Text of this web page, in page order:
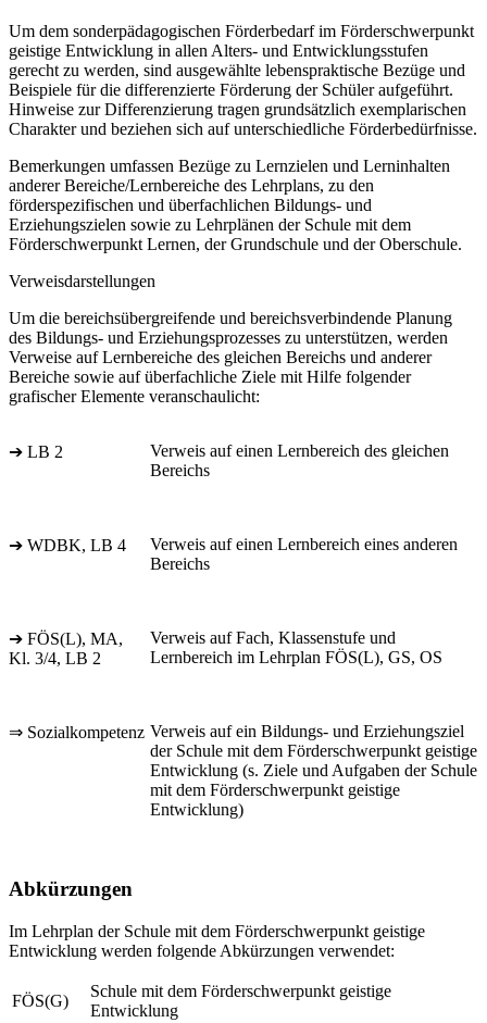
Um dem sonderpädagogischen Förderbedarf im Förderschwerpunkt
geistige Entwicklung in allen Alters- und Entwicklungsstufen
gerecht zu werden, sind ausgewählte lebenspraktische Bezüge und
Beispiele für die differenzierte Förderung der Schüler aufgeführt.
Hinweise zur Differenzierung tragen grundsätzlich exemplarischen
Charakter und beziehen sich auf unterschiedliche Förderbedürfnisse.
Bemerkungen umfassen Bezüge zu Lernzielen und Lerninhalten
anderer Bereiche/Lernbereiche des Lehrplans, zu den
förderspezifischen und überfachlichen Bildungs- und
Erziehungszielen sowie zu Lehrplänen der Schule mit dem
Förderschwerpunkt Lernen, der Grundschule und der Oberschule.
Verweisdarstellungen
Um die bereichsübergreifende und bereichsverbindende Planung
des Bildungs- und Erziehungsprozesses zu unterstützen, werden
Verweise auf Lernbereiche des gleichen Bereichs und anderer
Bereiche sowie auf überfachliche Ziele mit Hilfe folgender
grafischer Elemente veranschaulicht:
➔ LB 2
Verweis auf einen Lernbereich des gleichen
Bereichs
➔ WDBK, LB 4
Verweis auf einen Lernbereich eines anderen
Bereichs
➔ FÖS(L), MA,
Kl. 3/4, LB 2
Verweis auf Fach, Klassenstufe und
Lernbereich im Lehrplan FÖS(L), GS, OS
⇒ Sozialkompetenz Verweis auf ein Bildungs- und Erziehungsziel
der Schule mit dem Förderschwerpunkt geistige
Entwicklung (s. Ziele und Aufgaben der Schule
mit dem Förderschwerpunkt geistige
Entwicklung)
Abkürzungen
Im Lehrplan der Schule mit dem Förderschwerpunkt geistige
Entwicklung werden folgende Abkürzungen verwendet:
FÖS(G)
Schule mit dem Förderschwerpunkt geistige
Entwicklung